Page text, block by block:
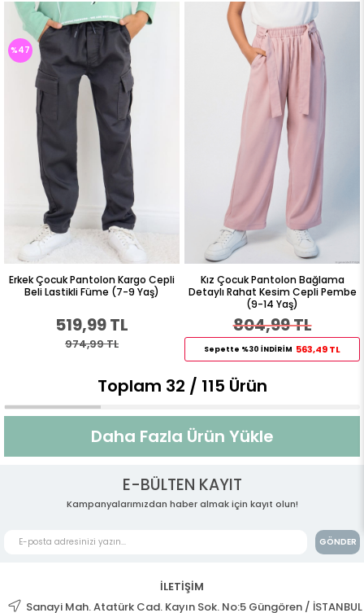
Erkek Çocuk Pantolon Kargo Cepli
Beli Lastikli Füme (7-9 Yaş)
519,99 TL
974,99 TL
%47
Kız Çocuk Pantolon Bağlama
Detaylı Rahat Kesim Cepli Pembe
(9-14 Yaş)
804,99 TL
Sepette %30 İNDİRİM 563,49 TL
Toplam 32 / 115 Ürün
Daha Fazla Ürün Yükle
E-BÜLTEN KAYIT
Kampanyalarımızdan haber almak için kayıt olun!
GÖNDER
İLETİŞİM
Sanayi Mah. Atatürk Cad. Kayın Sok. No:5 Güngören / İSTANBUL